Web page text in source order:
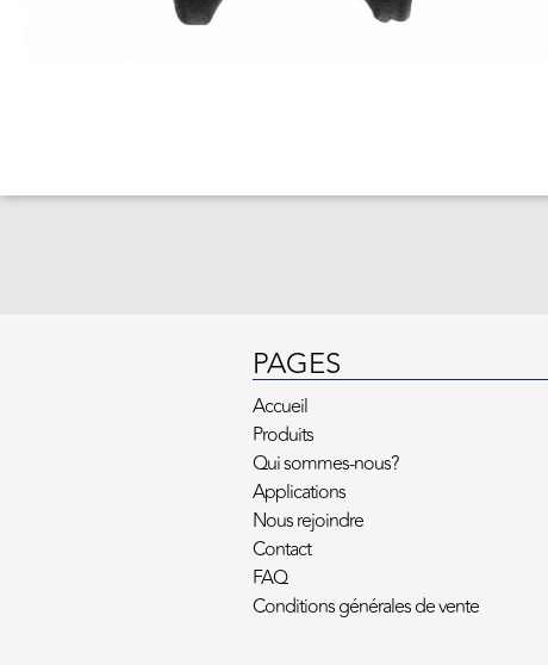
PAGES
Accueil
Produits
Qui sommes-nous?
Applications
Nous rejoindre
Contact
FAQ
Conditions générales de vente